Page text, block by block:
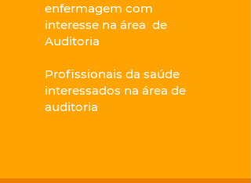
enfermagem com
interesse na área de
Auditoria
Profissionais da saúde
interessados na área de
auditoria